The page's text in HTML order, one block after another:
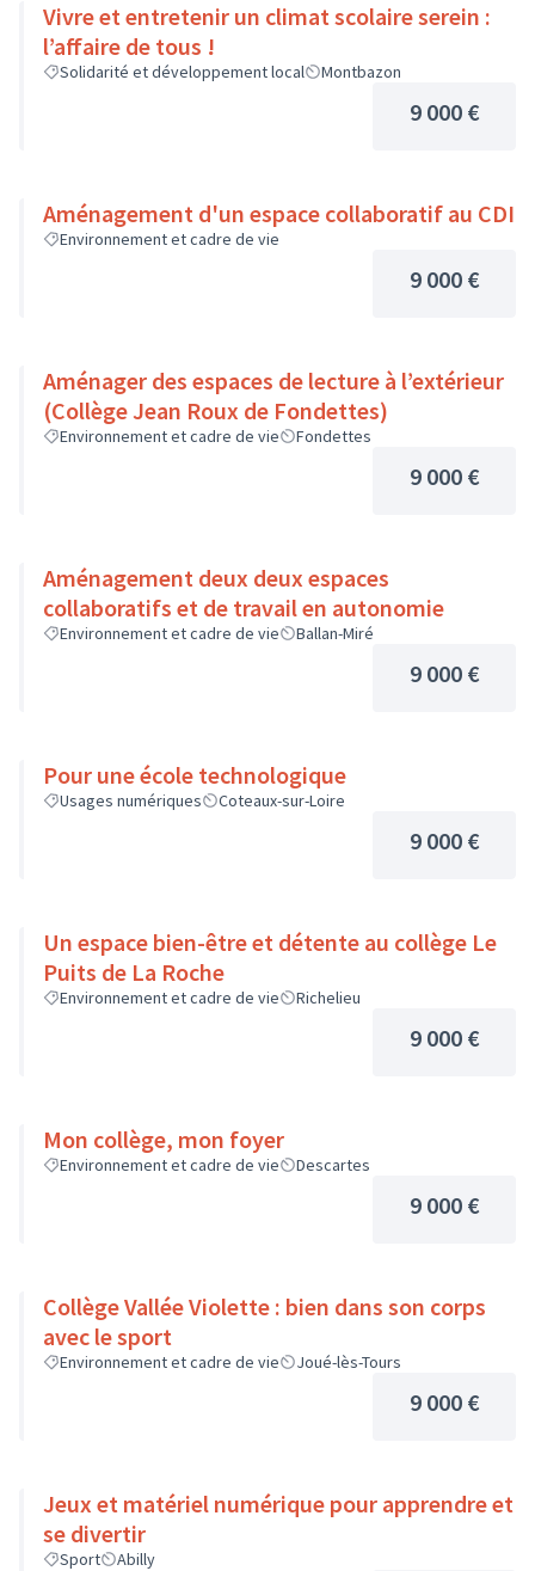
Vivre et entretenir un climat scolaire serein :
l’affaire de tous !
Solidarité et développement local Montbazon
9 000 €
Aménagement d'un espace collaboratif au CDI
Environnement et cadre de vie
9 000 €
Aménager des espaces de lecture à l’extérieur
(Collège Jean Roux de Fondettes)
Environnement et cadre de vie Fondettes
9 000 €
Aménagement deux deux espaces
collaboratifs et de travail en autonomie
Environnement et cadre de vie Ballan-Miré
9 000 €
Pour une école technologique
Usages numériques Coteaux-sur-Loire
9 000 €
Un espace bien-être et détente au collège Le
Puits de La Roche
Environnement et cadre de vie Richelieu
9 000 €
Mon collège, mon foyer
Environnement et cadre de vie Descartes
9 000 €
Collège Vallée Violette : bien dans son corps
avec le sport
Environnement et cadre de vie Joué-lès-Tours
9 000 €
Jeux et matériel numérique pour apprendre et
se divertir
Sport Abilly